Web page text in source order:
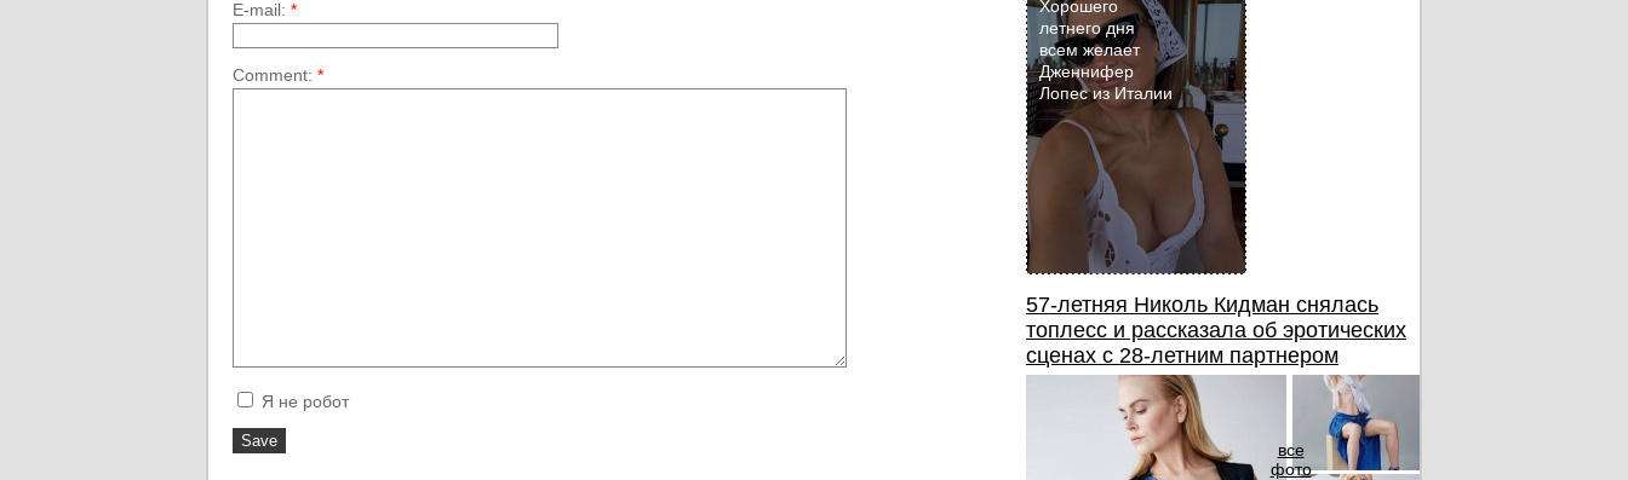
E-mail: *
Comment: *
Я не робот
Хорошего
летнего дня
всем желает
Дженнифер
Лопес из Италии
57-летняя Николь Кидман снялась
топлесс и рассказала об эротических
сценах с 28-летним партнером
все
фото